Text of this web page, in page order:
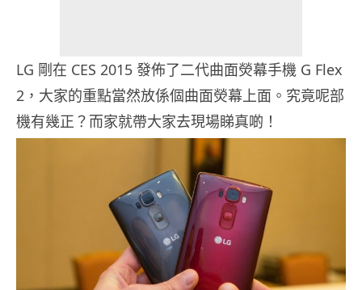
LG 剛在 CES 2015 發佈了二代曲面熒幕手機 G Flex
2，大家的重點當然放係個曲面熒幕上面。究竟呢部
機有幾正？而家就帶大家去現場睇真啲！